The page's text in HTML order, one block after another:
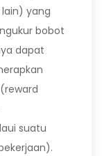
yang
bobot
dapat
suatu